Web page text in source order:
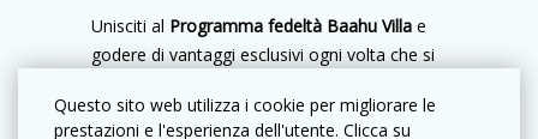
Questo sito web utilizza i cookie per migliorare le
prestazioni e l'esperienza dell'utente. Clicca su
Unisciti al Programma fedeltà Baahu Villa e
godere di vantaggi esclusivi ogni volta che si
prenotazione che può essere riscattato per
Mostra altro